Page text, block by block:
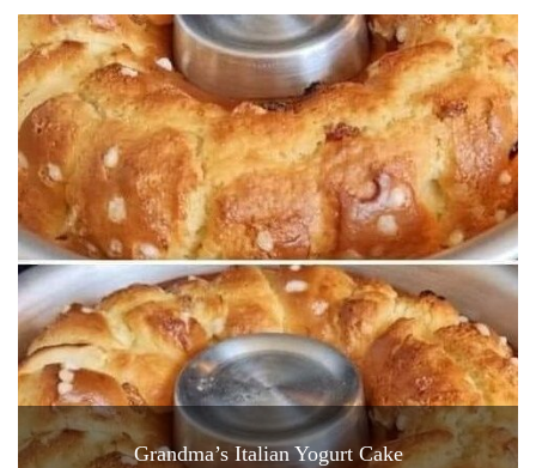
Grandma’s Italian Yogurt Cake